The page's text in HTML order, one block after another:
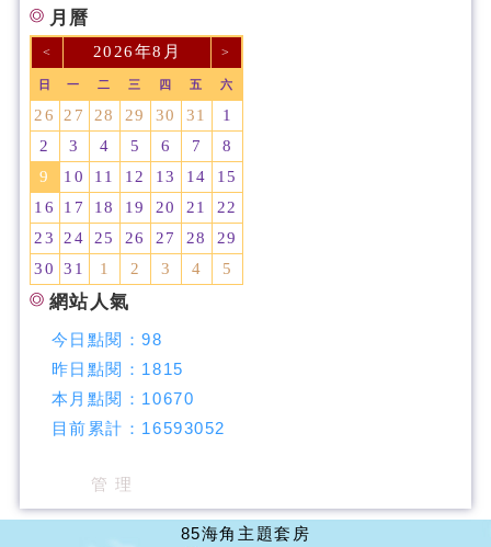
月曆
< 2026年8月 >
日 一 二 三 四 五 六
26 27 28 29 30 31
1
2
3 4 5 6 7
8
9
10 11 12 13 14
15
16
17 18 19 20 21
22
23
24 25 26 27 28
29
30
31 1 2 3 4 5
網站人氣
今日點閱：98
昨日點閱： 1815
本月點閱： 10670
目前累計： 16593052
管 理
85海角主題套房